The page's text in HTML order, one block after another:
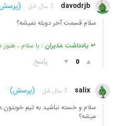
davodrjb 5 سال قبل
سلام قسمت آخر دوبله نمیشه؟
↵ یادداشت مدیران : با سلام ،
▲
0
▼ پاسخ
salix 5 سال قبل (پرسش)
میشه؟